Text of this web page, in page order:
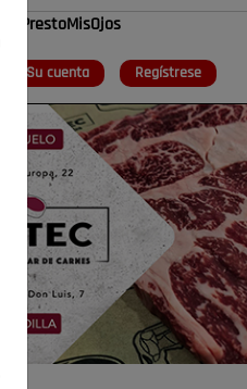
#TePrestoMisOjos
Su cuenta Regístrese